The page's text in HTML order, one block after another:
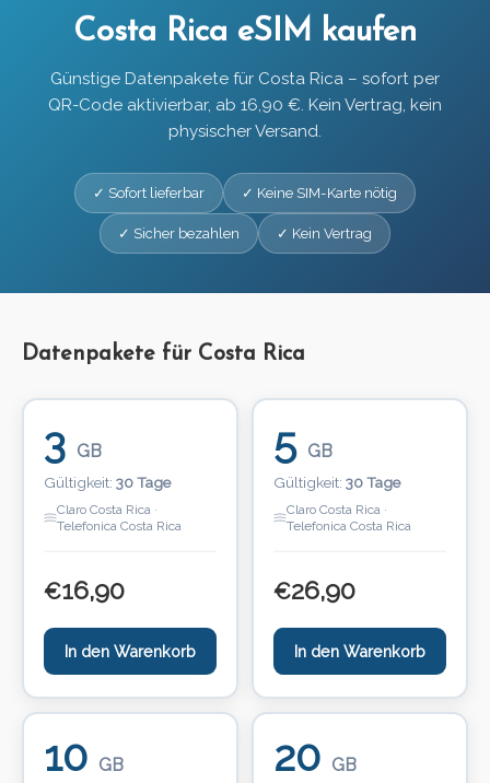
Costa Rica eSIM kaufen
Günstige Datenpakete für Costa Rica – sofort per
QR-Code aktivierbar, ab 16,90 €. Kein Vertrag, kein
physischer Versand.
✓ Sofort lieferbar ✓ Keine SIM-Karte nötig
✓ Sicher bezahlen ✓ Kein Vertrag
Datenpakete für Costa Rica
3 GB
Gültigkeit: 30 Tage
Claro Costa Rica ·
Telefonica Costa Rica
€16,90
In den Warenkorb
5 GB
Gültigkeit: 30 Tage
Claro Costa Rica ·
Telefonica Costa Rica
€26,90
In den Warenkorb
10 GB 20 GB